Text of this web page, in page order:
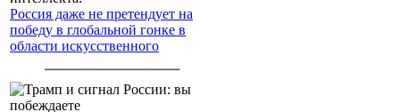
Россия даже не претендует на
победу в глобальной гонке в
области искусственного